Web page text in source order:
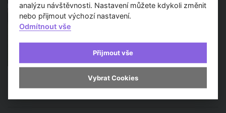
V Chrudimi vybudují nový
betonový skatepark
Sledujte také
analýzu návštěvnosti. Nastavení můžete kdykoli změnit
nebo přijmout výchozí nastavení.
Odmítnout vše
Přijmout vše
Vybrat Cookies